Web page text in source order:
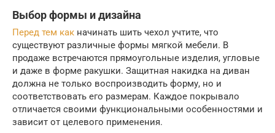
Выбор формы и дизайна
Перед тем как начинать шить чехол учтите, что
существуют различные формы мягкой мебели. В
продаже встречаются прямоугольные изделия, угловые
и даже в форме ракушки. Защитная накидка на диван
должна не только воспроизводить форму, но и
соответствовать его размерам. Каждое покрывало
отличается своими функциональными особенностями и
зависит от целевого применения.